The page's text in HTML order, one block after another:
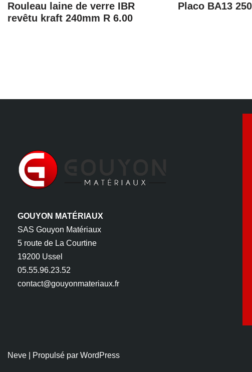
Rouleau laine de verre IBR
revêtu kraft 240mm R 6.00
Placo BA13
GOUYON MATÉRIAUX
SAS Gouyon Matériaux
5 route de La Courtine
19200 Ussel
05.55.96.23.52
contact@gouyonmateriaux.fr
Neve | Propulsé par WordPress